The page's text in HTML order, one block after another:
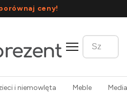
ceny!
i niemowlęta Meble Media